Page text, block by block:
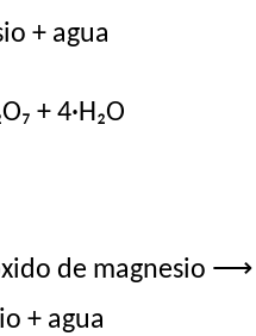
+ agua
+ 4·H₂O
de magnesio ⟶
+ agua